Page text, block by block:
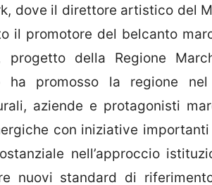
dove il direttore artistico del
il promotore del belcanto
progetto della Regione
ha promosso la regione
aziende e protagonisti
con iniziative
nell’approccio
nuovi standard di